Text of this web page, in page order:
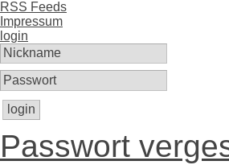
RSS Feeds
Impressum
login
login
Passwort